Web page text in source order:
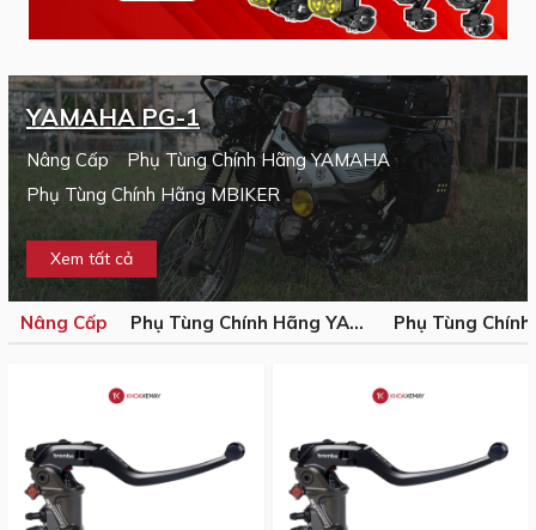
YAMAHA PG-1
Nâng Cấp
Phụ Tùng Chính Hãng YAMAHA
Phụ Tùng Chính Hãng MBIKER
Xem tất cả
Nâng Cấp Phụ Tùng Chính Hãng YAMAHA